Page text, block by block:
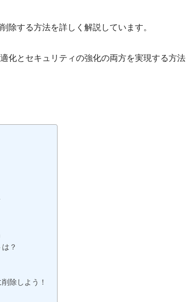
除する方法を詳しく解説しています。
化とセキュリティの強化の両方を実現する方法
？
除しよう！